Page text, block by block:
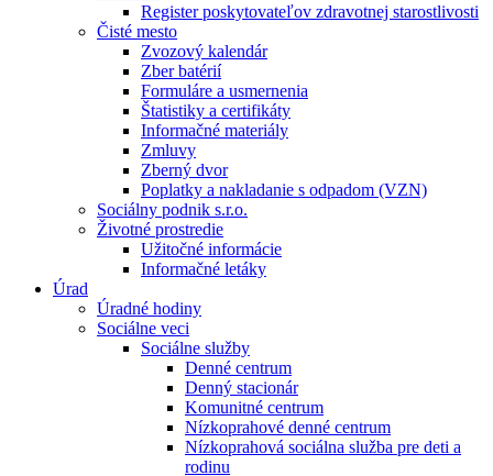
Register poskytovateľov zdravotnej starostlivosti
Čisté mesto
Zvozový kalendár
Zber batérií
Formuláre a usmernenia
Štatistiky a certifikáty
Informačné materiály
Zmluvy
Zberný dvor
Poplatky a nakladanie s odpadom (VZN)
Sociálny podnik s.r.o.
Životné prostredie
Užitočné informácie
Informačné letáky
Úrad
Úradné hodiny
Sociálne veci
Sociálne služby
Denné centrum
Denný stacionár
Komunitné centrum
Nízkoprahové denné centrum
Nízkoprahová sociálna služba pre deti a
rodinu